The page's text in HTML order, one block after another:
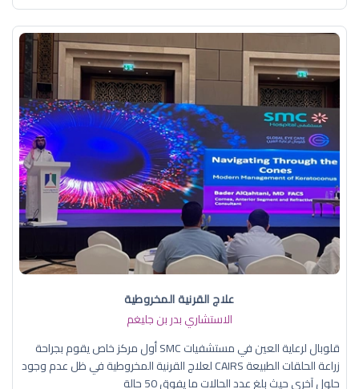
علاج القرنية المخروطية
الاستشاري بدر بن جليغم
قلوبال لرعاية العين في مستشفيات SMC أول مركز خاص يقوم بجراحة
زراعة الحلقات الطبيعة CAIRS لعلاج القرنية المخروطية في ظل عدم وجود
حلول آخرى حيث بلغ عدد الحالات ما يفوق 50 حالة